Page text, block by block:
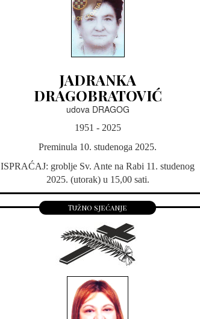
JADRANKA
DRAGOBRATOVIĆ
udova DRAGOG
1951 - 2025
Preminula 10. studenoga 2025.
ISPRAĆAJ: groblje Sv. Ante na Rabi 11. studenog
2025. (utorak) u 15,00 sati.
Tužno sjećanje